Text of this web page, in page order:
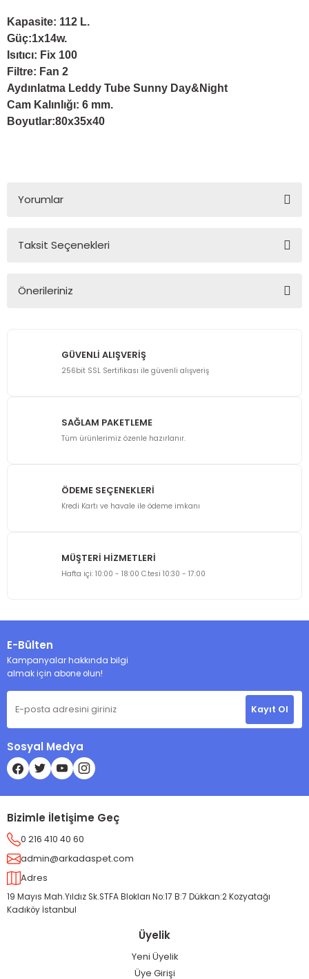
Kapasite: 112 L.
Güç:1x14w.
Isıtıcı: Fix 100
Filtre: Fan 2
Aydınlatma Leddy Tube Sunny Day&Night
Cam Kalınlığı: 6 mm.
Boyutlar:80x35x40
Yorumlar
Taksit Seçenekleri
Önerileriniz
kullanarak tarafımıza iletebilirsiniz.
Görüş ve önerileriniz için teşekkür ederiz.
Ürün açıklamasında eksik bilgiler bulunuyor.
Ürün bilgilerinde hatalar bulunuyor.
GÜVENLİ ALIŞVERİŞ
256bit SSL Sertifikası ile güvenli alışveriş
SAĞLAM PAKETLEME
Tüm ürünlerimiz özenle hazırlanır.
ÖDEME SEÇENEKLERİ
Kredi Kartı ve havale ile ödeme imkanı
MÜŞTERİ HİZMETLERİ
Hafta içi: 10:00 - 18:00 C.tesi 10:30 - 17:00
E-Bülten
Kampanyalar hakkında bilgi
almak için abone olun!
Kayıt Ol
Sosyal Medya
Bizimle İletişime Geç
0 216 410 40 60
admin@arkadaspet.com
Adres
19 Mayıs Mah.Yıldız Sk.STFA Blokları No:17 B:7 Dükkan:2 Kozyatağı
Kadıköy İstanbul
Üyelik
Yeni Üyelik
Üye Girişi